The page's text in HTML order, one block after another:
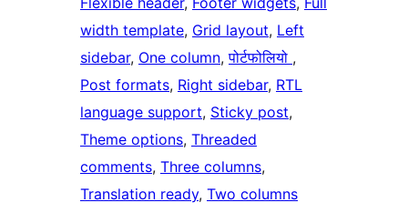
width template, Grid layout, Left
sidebar, One column, पोर्टफोलियो
Post formats, Right sidebar, RTL
language support, Sticky post
Theme options, Threaded
comments, Three columns
Translation ready, Two columns